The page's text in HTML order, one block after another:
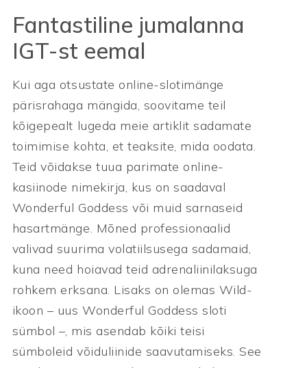
Fantastiline jumalanna
IGT-st eemal
Kui aga otsustate online-slotimänge
pärisrahaga mängida, soovitame teil
kõigepealt lugeda meie artiklit sadamate
toimimise kohta, et teaksite, mida oodata.
Teid võidakse tuua parimate online-
kasiinode nimekirja, kus on saadaval
Wonderful Goddess või muid sarnaseid
hasartmänge. Mõned professionaalid
valivad suurima volatiilsusega sadamaid,
kuna need hoiavad teid adrenaliinilaksuga
rohkem erksana. Lisaks on olemas Wild-
ikoon – uus Wonderful Goddess sloti
sümbol –, mis asendab kõiki teisi
sümboleid võiduliinide saavutamiseks. See